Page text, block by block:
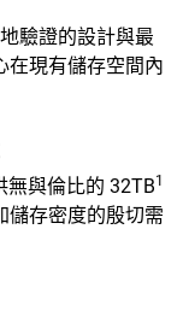
驗證的設計與最
在現有儲存空間內
無與倫比的 32TB1
儲存密度的殷切需